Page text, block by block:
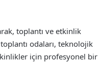
toplantı ve etkinlik
odaları, teknolojik
için profesyonel bir